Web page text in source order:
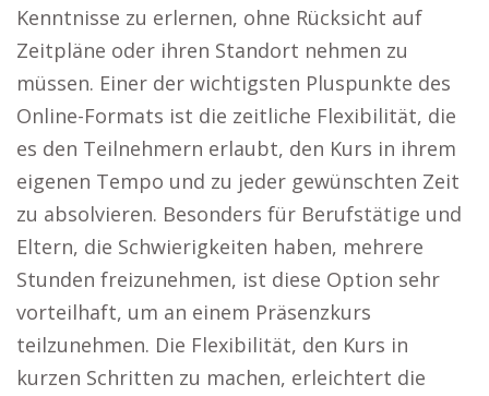
Kenntnisse zu erlernen, ohne Rücksicht auf
Zeitpläne oder ihren Standort nehmen zu
müssen. Einer der wichtigsten Pluspunkte des
Online-Formats ist die zeitliche Flexibilität, die
es den Teilnehmern erlaubt, den Kurs in ihrem
eigenen Tempo und zu jeder gewünschten Zeit
zu absolvieren. Besonders für Berufstätige und
Eltern, die Schwierigkeiten haben, mehrere
Stunden freizunehmen, ist diese Option sehr
vorteilhaft, um an einem Präsenzkurs
teilzunehmen. Die Flexibilität, den Kurs in
kurzen Schritten zu machen, erleichtert die